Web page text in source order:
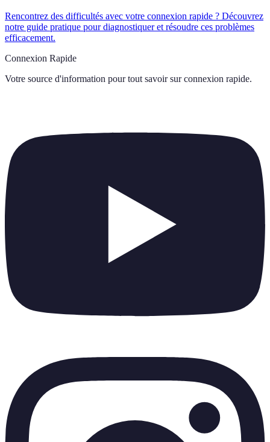
Rencontrez des difficultés avec votre connexion rapide ? Découvrez
notre guide pratique pour diagnostiquer et résoudre ces problèmes
efficacement.
Connexion Rapide
Votre source d'information pour tout savoir sur connexion rapide.